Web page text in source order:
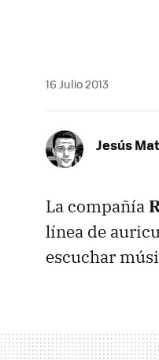
16 Julio 2013
Jesús
La compañía
línea de
escuchar